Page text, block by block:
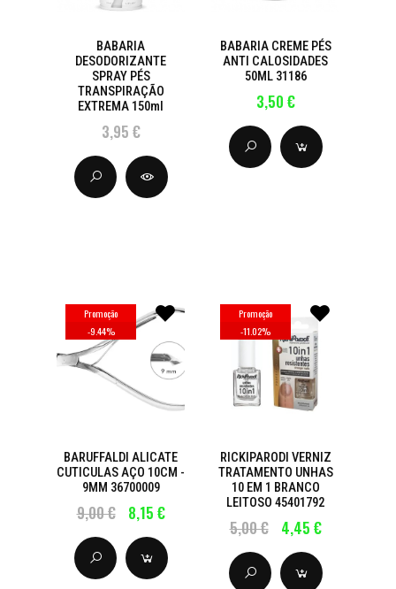
BABARIA
DESODORIZANTE
SPRAY PÉS
TRANSPIRAÇÃO
EXTREMA 150ml
3,95 €
BABARIA CREME PÉS
ANTI CALOSIDADES
50ML 31186
3,50 €
Promoção
-9.44%
BARUFFALDI ALICATE
CUTICULAS AÇO 10CM -
9MM 36700009
9,00 € 8,15 €
Promoção
-11.02%
RICKIPARODI VERNIZ
TRATAMENTO UNHAS
10 EM 1 BRANCO
LEITOSO 45401792
5,00 € 4,45 €